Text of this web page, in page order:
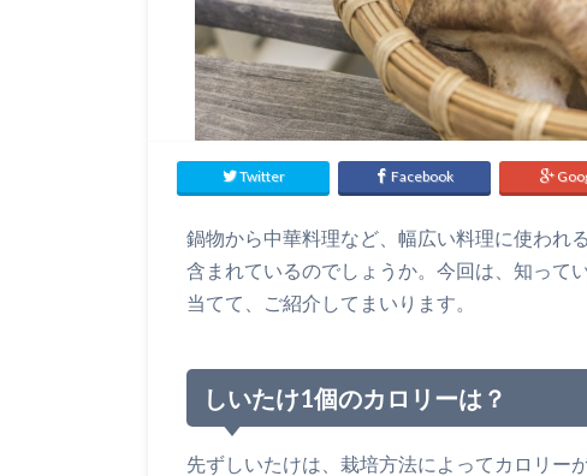
Twitter Facebook
鍋物から中華料理など、幅広い料理に使われ
含まれているのでしょうか。今回は、知って
当てて、ご紹介してまいります。
しいたけ1個のカロリーは？
先ずしいたけは、栽培方法によってカロリー